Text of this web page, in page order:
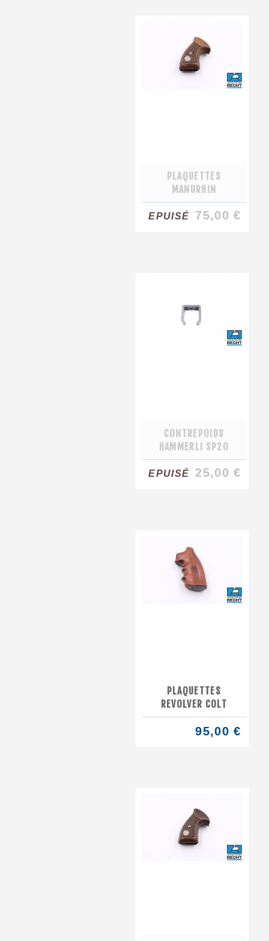
PLAQUETTES
MANURHIN
EPUISÉ 75,00 €
CONTREPOIDS
HAMMERLI SP20
EPUISÉ 25,00 €
PLAQUETTES
REVOLVER COLT
95,00 €